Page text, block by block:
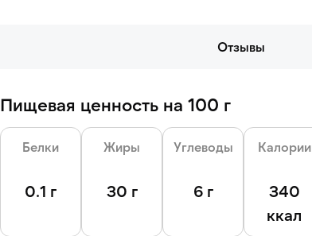
Отзывы
Пищевая ценность на 100 г
Белки
0.1 г
Жиры
30 г
Углеводы
6 г
Калории
340
ккал